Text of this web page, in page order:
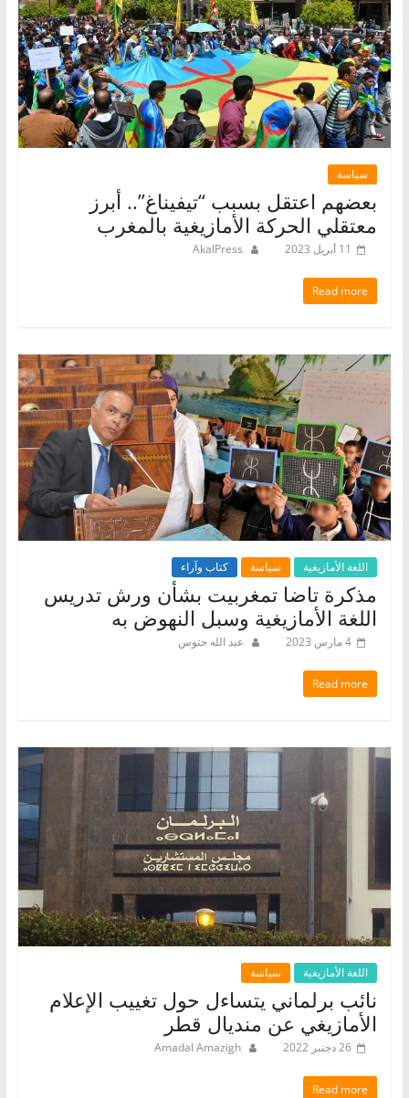
سياسة
بعضهم اعتقل بسبب “تيفيناغ”.. أبرز
معتقلي الحركة الأمازيغية بالمغرب
11 أبريل 2023 AkalPress
Read more
اللغة الأمازيغية سياسة كتاب وآراء
مذكرة تاضا تمغربيت بشأن ورش تدريس
اللغة الأمازيغية وسبل النهوض به
4 مارس 2023 عبد الله حتوس
Read more
اللغة الأمازيغية سياسة
نائب برلماني يتساءل حول تغييب الإعلام
الأمازيغي عن منديال قطر
26 دجنبر 2022 Amadal Amazigh
Read more